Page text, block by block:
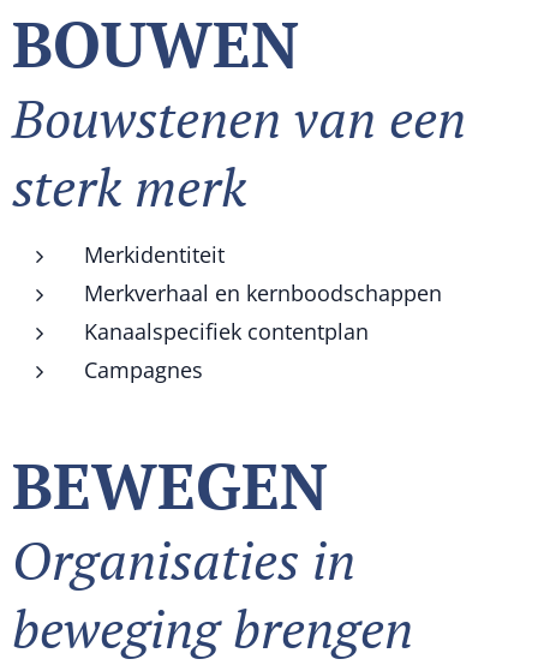
BOUWEN
Bouwstenen van een
sterk merk
Merkidentiteit
Merkverhaal en kernboodschappen
Kanaalspecifiek contentplan
Campagnes
BEWEGEN
Organisaties in
beweging brengen